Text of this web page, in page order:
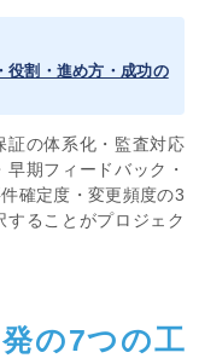
役割・進め方・成功の
証の体系化・監査対応
期フィードバック・
確定度・変更頻度の3
ることがプロジェク
の7つの工